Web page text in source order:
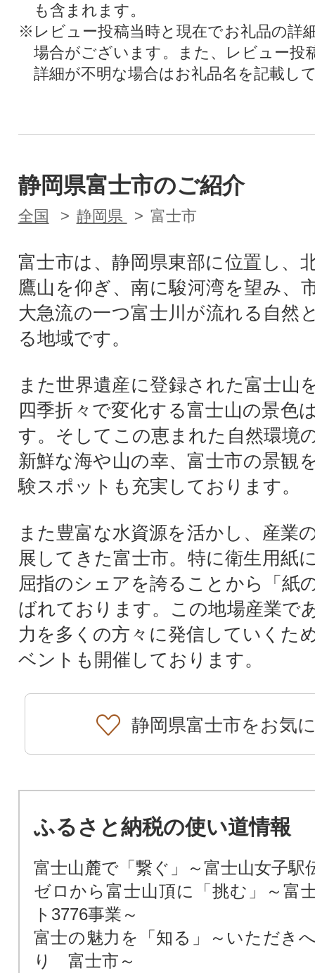
も含まれます。
※レビュー投稿当時と現在でお礼品の詳
場合がございます。また、レビュー投
詳細が不明な場合はお礼品名を記載し
静岡県富士市のご紹介
全国 静岡県 富士市
富士市は、静岡県東部に位置し、
鷹山を仰ぎ、南に駿河湾を望み、
大急流の一つ富士川が流れる自然
る地域です。
また世界遺産に登録された富士山
四季折々で変化する富士山の景色
す。そしてこの恵まれた自然環境
新鮮な海や山の幸、富士市の景観
験スポットも充実しております。
また豊富な水資源を活かし、産業
展してきた富士市。特に衛生用紙
屈指のシェアを誇ることから「紙
ばれております。この地場産業で
力を多くの方々に発信していくた
ベントも開催しております。
静岡県富士市をお気
ふるさと納税の使い道情報
富士山麓で「繋ぐ」～富士山女子駅
ゼロから富士山頂に「挑む」～富
ト3776事業～
富士の魅力を「知る」～いただき
り 富士市～